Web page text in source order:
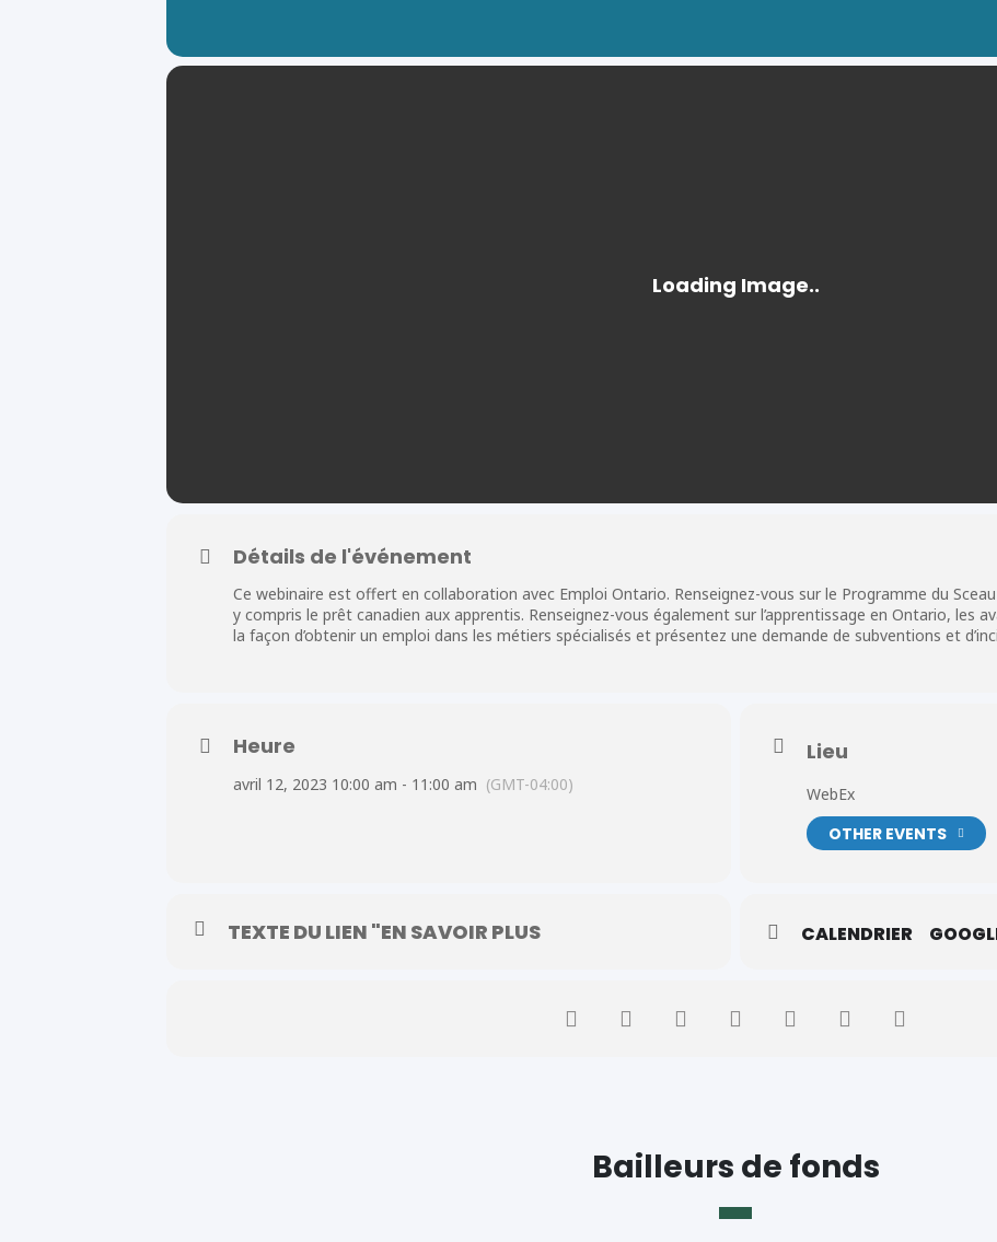
Détails de l'événement
Ce webinaire est offert en collaboration avec Emploi Ontario. Renseignez-vous sur le Programme du
y compris le prêt canadien aux apprentis. Renseignez-vous également sur l’apprentissage en Ontario, les
la façon d’obtenir un emploi dans les métiers spécialisés et présentez une demande de subventions et
Heure
avril 12, 2023 10:00 am - 11:00 am (GMT-04:00)
Lieu
WebEx
OTHER EVENTS
TEXTE DU LIEN "EN SAVOIR PLUS CALENDRIER
Bailleurs de fonds